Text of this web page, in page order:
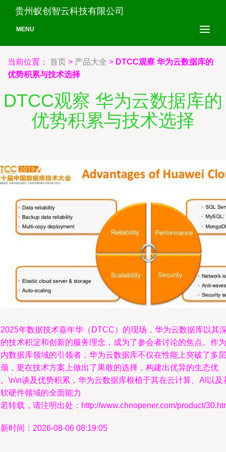
贵州蚁创智云科技有限公司
MENU
当前位置： 首页 > 产品大全 > DTCC观察 华为云数据库的
优势积累与技术选择
DTCC观察 华为云数据库的
优势积累与技术选择
年数据技术嘉年华（DTCC）的现场，华为云数据库以其
技术积淀和创新的服务理念，成为了参会者讨论的焦点。作为
数据库领域的引领者，华为云数据库不仅在性能上突破了多层
，更在技术方案上做出了果敢的选择，构建出优异的生态优
\n\n谈及优势积累，华为云数据库根植于其在云计算、AI以及
硬件领域的全面能力
转载，请注明出处：http://www.chnopener.com/product/
时间：2026-08-06 08:19:05